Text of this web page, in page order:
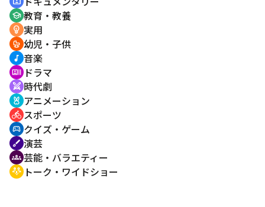
school 教育・教養
emoji_objects 実用
crib 幼児・子供
music_note 音楽
recent_actors ドラマ
swords 時代劇
cruelty_free アニメーション
directions_bike スポーツ
sports_esports クイズ・ゲーム
brush 演芸
groups 芸能・バラエティー
adaptive_audio_mic トーク・ワイドショー